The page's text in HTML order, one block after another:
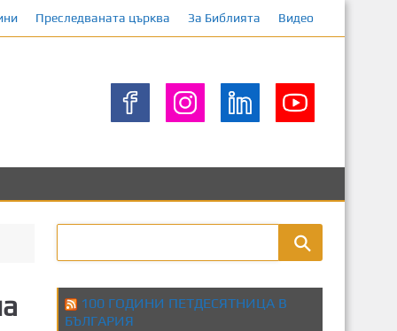
Преследваната църква За Библията Видео
100 ГОДИНИ ПЕТДЕСЯТНИЦА В
БЪЛГАРИЯ